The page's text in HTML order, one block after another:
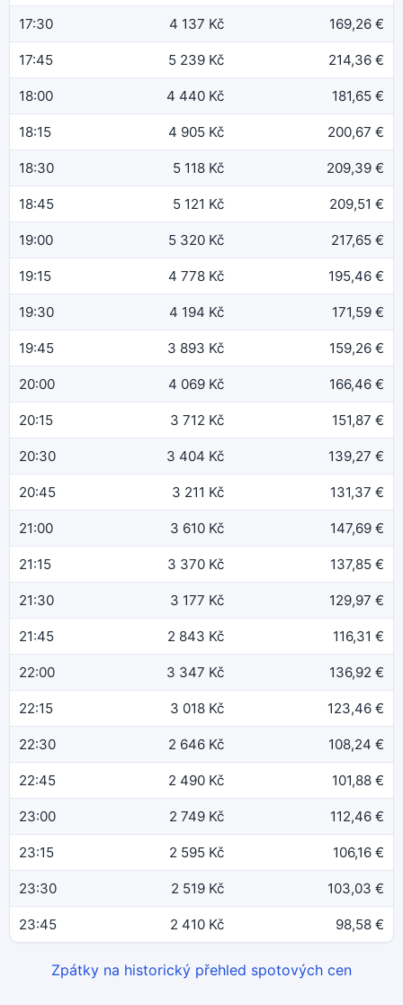
17:30 4 137 Kč 169,26 €
17:45 5 239 Kč 214,36 €
18:00 4 440 Kč 181,65 €
18:15 4 905 Kč 200,67 €
18:30 5 118 Kč 209,39 €
18:45 5 121 Kč 209,51 €
19:00 5 320 Kč 217,65 €
19:15 4 778 Kč 195,46 €
19:30 4 194 Kč 171,59 €
19:45 3 893 Kč 159,26 €
20:00 4 069 Kč 166,46 €
20:15 3 712 Kč 151,87 €
20:30 3 404 Kč 139,27 €
20:45 3 211 Kč 131,37 €
21:00 3 610 Kč 147,69 €
21:15 3 370 Kč 137,85 €
21:30 3 177 Kč 129,97 €
21:45 2 843 Kč 116,31 €
22:00 3 347 Kč 136,92 €
22:15 3 018 Kč 123,46 €
22:30 2 646 Kč 108,24 €
22:45 2 490 Kč 101,88 €
23:00 2 749 Kč 112,46 €
23:15 2 595 Kč 106,16 €
23:30 2 519 Kč 103,03 €
23:45 2 410 Kč 98,58 €
Zpátky na historický přehled spotových cen